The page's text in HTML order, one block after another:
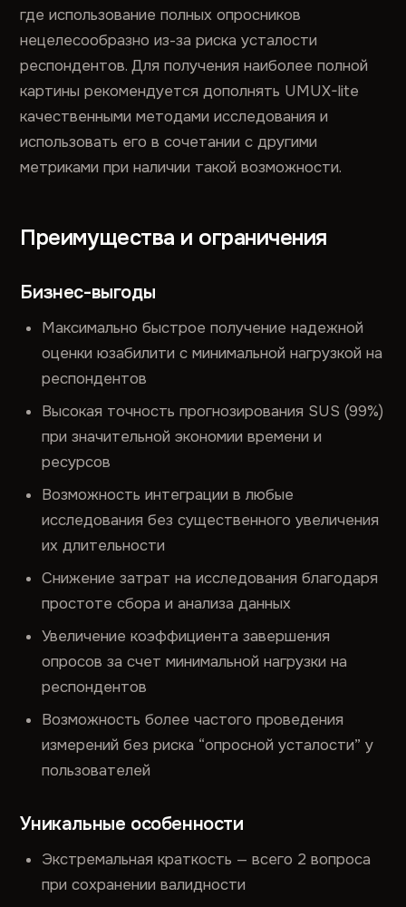
где использование полных опросников
нецелесообразно из-за риска усталости
респондентов. Для получения наиболее полной
картины рекомендуется дополнять UMUX-lite
качественными методами исследования и
использовать его в сочетании с другими
метриками при наличии такой возможности.
Преимущества и ограничения
Бизнес-выгоды
Максимально быстрое получение надежной
оценки юзабилити с минимальной нагрузкой на
респондентов
Высокая точность прогнозирования SUS (99%)
при значительной экономии времени и
ресурсов
Возможность интеграции в любые
исследования без существенного увеличения
их длительности
Снижение затрат на исследования благодаря
простоте сбора и анализа данных
Увеличение коэффициента завершения
опросов за счет минимальной нагрузки на
респондентов
Возможность более частого проведения
измерений без риска “опросной усталости” у
пользователей
Уникальные особенности
Экстремальная краткость — всего 2 вопроса
при сохранении валидности